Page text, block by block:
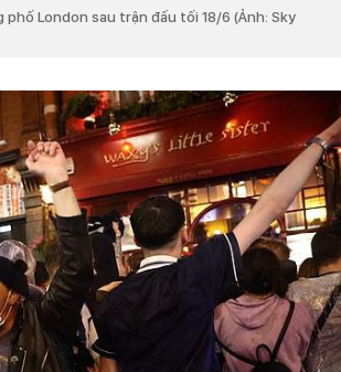
London sau trận đấu tối 18/6 (Ảnh: Sky